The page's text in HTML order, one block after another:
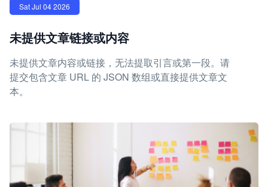
Sat Jul 04 2026
未提供文章链接或内容
未提供文章内容或链接，无法提取引言或第一段。请
提交包含文章 URL 的 JSON 数组或直接提供文章文
本。